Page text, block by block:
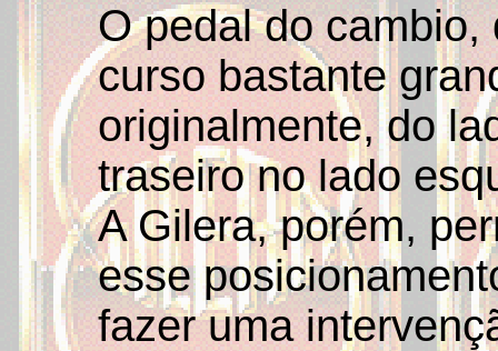
O pedal do
curso bastante
originalmente, do
traseiro no lado
A Gilera, porém,
esse
fazer uma